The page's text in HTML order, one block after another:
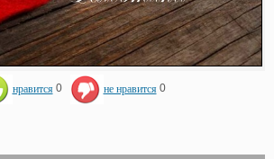
нравится 0 не нравится 0